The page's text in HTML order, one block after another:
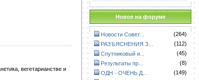
вегетарианстве и
Новое на форуме
Новости Совет...
(264)
РАЗЪЯСНЕНИЯ З...
(112)
Спутниковый и...
(45)
Результаты пр...
(8)
ОДН - ОЧЕНЬ Д...
(149)